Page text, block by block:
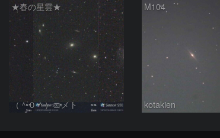
★春の星雲★
（＾０＾）コメト
M104
kotakien